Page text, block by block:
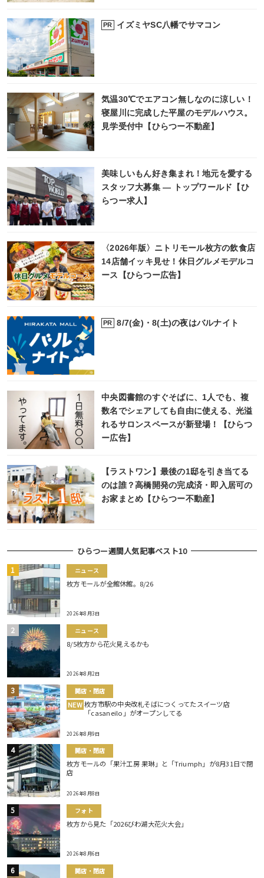
PR イズミヤSC八幡でサマコン
気温30℃でエアコン無しなのに涼しい！
寝屋川に完成した平屋のモデルハウス。
見学受付中【ひらつー不動産】
美味しいもん好き集まれ！地元を愛する
スタッフ大募集 ― トップワールド【ひ
らつー求人】
〈2026年版〉ニトリモール枚方の飲食店
14店舗イッキ見せ！休日グルメモデルコ
ース【ひらつー広告】
PR 8/7(金)・8(土)の夜はバルナイト
中央図書館のすぐそばに、1人でも、複
数名でシェアしても自由に使える、光溢
れるサロンスペースが新登場！【ひらつ
ー広告】
【ラストワン】最後の1邸を引き当てる
のは誰？高橋開発の完成済・即入居可の
お家まとめ【ひらつー不動産】
ひらつー週間人気記事ベスト10
ニュース
枚方モールが全館休館。8/26
2026年8月3日
ニュース
8/5枚方から花火見えるかも
2026年8月2日
開店・閉店
NEW 枚方市駅の中央改札そばにつくってたスイーツ店
「casaneilo」がオープンしてる
2026年8月9日
開店・閉店
枚方モールの「果汁工房 果琳」と「Triumph」が8月31日で閉
店
2026年8月8日
フォト
枚方から見た「2026びわ湖大花火大会」
2026年8月6日
開店・閉店